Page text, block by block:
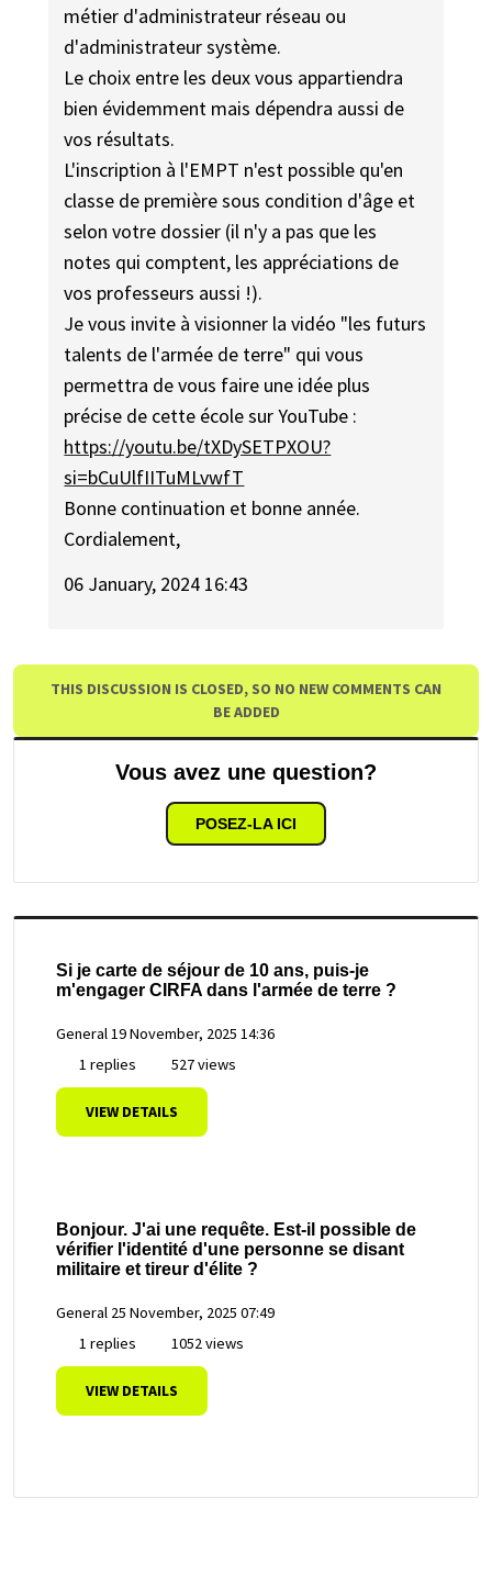
métier d'administrateur réseau ou
d'administrateur système.
Le choix entre les deux vous appartiendra
bien évidemment mais dépendra aussi de
vos résultats.
L'inscription à l'EMPT n'est possible qu'en
classe de première sous condition d'âge et
selon votre dossier (il n'y a pas que les
notes qui comptent, les appréciations de
vos professeurs aussi !).
Je vous invite à visionner la vidéo "les futurs
talents de l'armée de terre" qui vous
permettra de vous faire une idée plus
précise de cette école sur YouTube :
https://youtu.be/tXDySETPXOU?
si=bCuUlfIITuMLvwfT
Bonne continuation et bonne année.
Cordialement,
06 January, 2024 16:43
THIS DISCUSSION IS CLOSED, SO NO NEW COMMENTS CAN
BE ADDED
Vous avez une question?
POSEZ-LA ICI
Si je carte de séjour de 10 ans, puis-je
m'engager CIRFA dans l'armée de terre ?
General19 November, 2025 14:36
1 replies
527 views
VIEW DETAILS
Bonjour. J'ai une requête. Est-il possible de
vérifier l'identité d'une personne se disant
militaire et tireur d'élite ?
General 25 November, 2025 07:49
1 replies
1052 views
VIEW DETAILS